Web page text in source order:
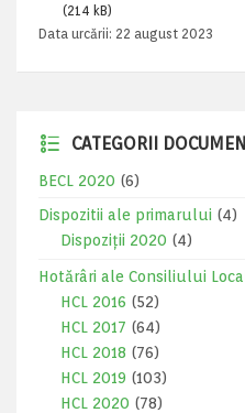
(214 kB)
Data urcării: 22 august 2023
CATEGORII
BECL 2020 (6)
Dispozitii ale primarului (4)
Dispoziții 2020 (4)
Hotărâri ale Consiliului Local
HCL 2016 (52)
HCL 2017 (64)
HCL 2018 (76)
HCL 2019 (103)
HCL 2020 (78)